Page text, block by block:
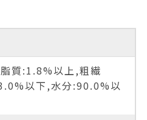
質:1.8%以上,粗繊
以下,水分:90.0%以